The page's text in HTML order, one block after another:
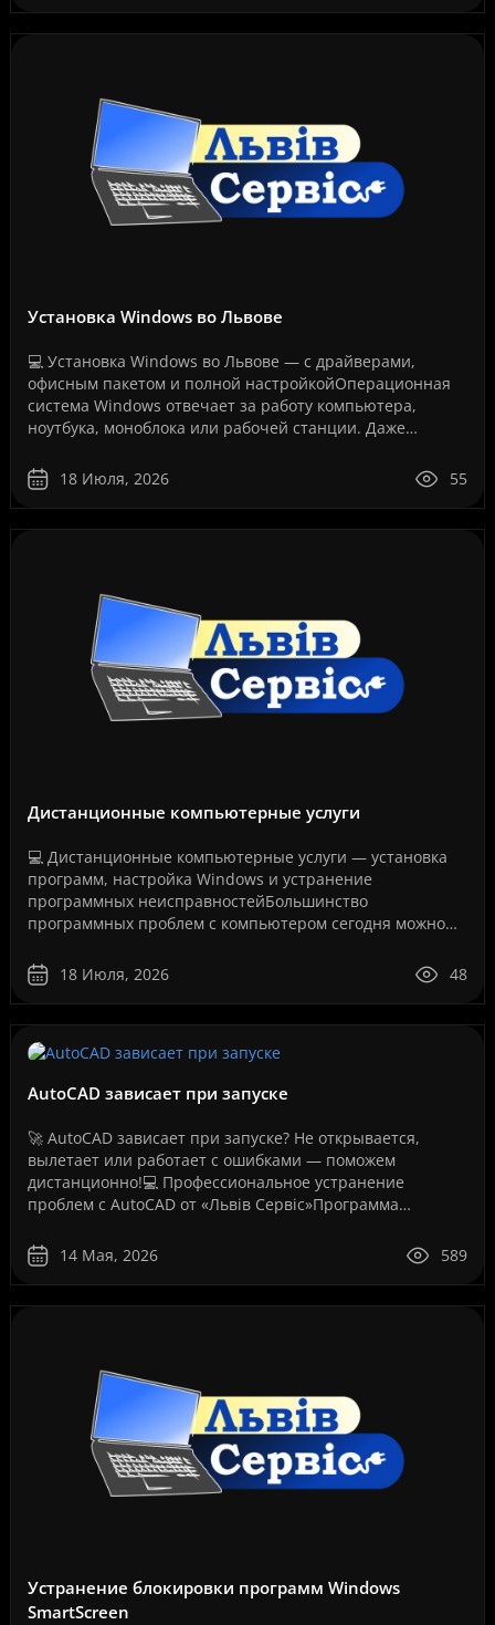
Установка Windows во Львове
💻 Установка Windows во Львове — с драйверами,
офисным пакетом и полной настройкойОперационная
система Windows отвечает за работу компьютера,
ноутбука, моноблока или рабочей станции. Даже
если система у..
18 Июля, 2026 55
Дистанционные компьютерные услуги
💻 Дистанционные компьютерные услуги — установка
программ, настройка Windows и устранение
программных неисправностейБольшинство
программных проблем с компьютером сегодня можно
сервисный центр и без ожидания..
18 Июля, 2026 48
AutoCAD зависает при запуске
🚀 AutoCAD зависает при запуске? Не открывается,
вылетает или работает с ошибками — поможем
дистанционно!💻 Профессиональное устранение
проблем с AutoCAD от «Львів Сервіс»Программа
архитекторов, дизайнеров,..
14 Мая, 2026 589
Устранение блокировки программ Windows
SmartScreen